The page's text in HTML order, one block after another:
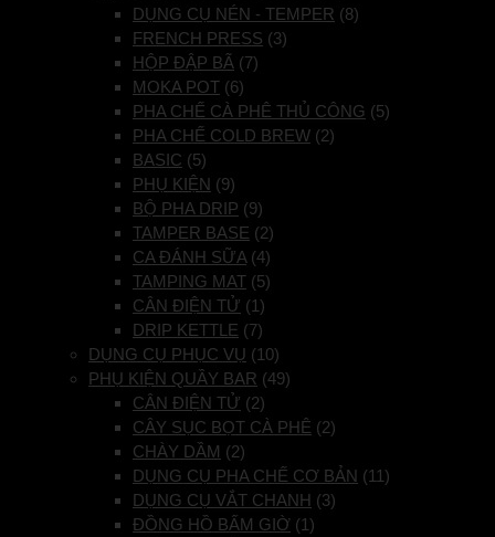
DỤNG CỤ NÉN - TEMPER (8)
FRENCH PRESS (3)
HỘP ĐẬP BÃ (7)
MOKA POT (6)
PHA CHẾ CÀ PHÊ THỦ CÔNG (5)
PHA CHẾ COLD BREW (2)
BASIC (5)
PHỤ KIỆN (9)
BỘ PHA DRIP (9)
TAMPER BASE (2)
CA ĐÁNH SỮA (4)
TAMPING MAT (5)
CÂN ĐIỆN TỬ (1)
DRIP KETTLE (7)
DỤNG CỤ PHỤC VỤ (10)
PHỤ KIỆN QUẦY BAR (49)
CÂN ĐIỆN TỬ (2)
CÂY SỤC BỌT CÀ PHÊ (2)
CHÀY DẦM (2)
DỤNG CỤ PHA CHẾ CƠ BẢN (11)
DỤNG CỤ VẮT CHANH (3)
ĐỒNG HỒ BẤM GIỜ (1)